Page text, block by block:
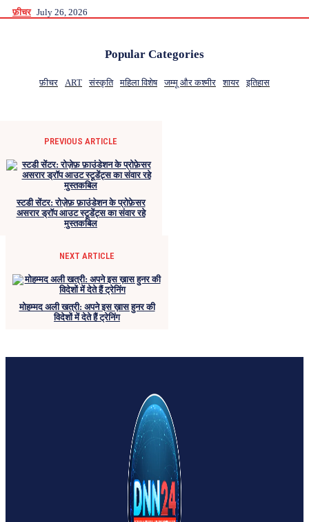
फ़ीचर July 26, 2026
Popular Categories
फ़ीचर ART संस्कृति महिला विशेष जम्मू और कश्मीर शायर इतिहास
PREVIOUS ARTICLE
स्टडी सेंटर: रोज़ेफ़ फ़ाउंडेशन के प्रोफ़ेसर
असरार ड्रॉप आउट स्टूडेंट्स का संवार रहे
मुस्तकबिल
NEXT ARTICLE
मोहम्मद अली खत्री: अपने इस ख़ास हुनर की
विदेशों में देते हैं ट्रेनिंग